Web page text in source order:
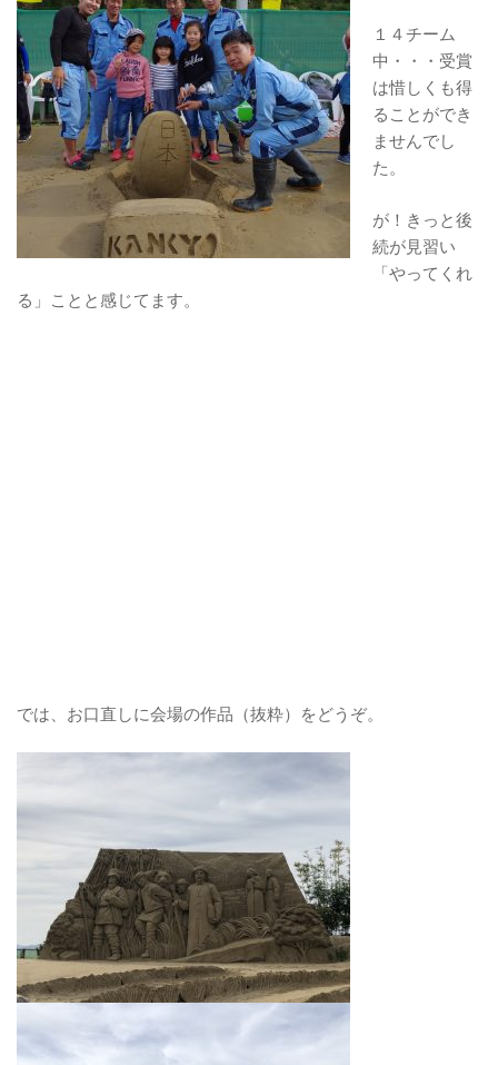
１４チーム
中・・・受賞
は惜しくも得
ることができ
ませんでし
た。
が！きっと後
続が見習い
「やってくれ
る」ことと感じてます。
では、お口直しに会場の作品（抜粋）をどうぞ。